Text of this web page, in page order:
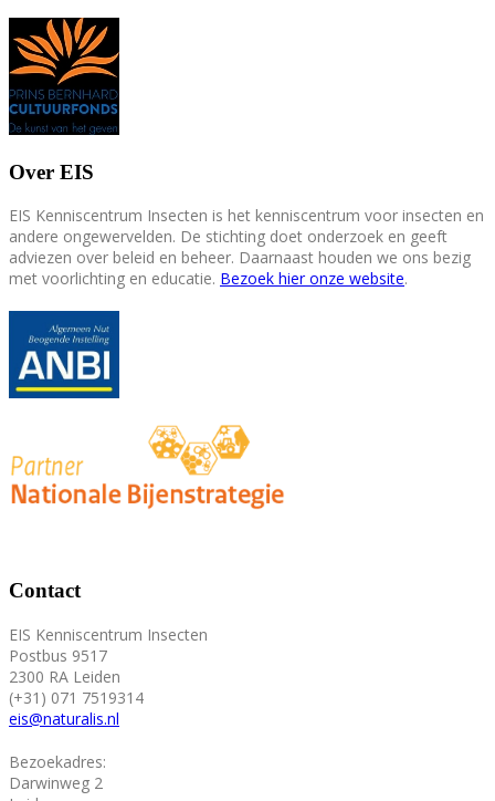
Over EIS
EIS Kenniscentrum Insecten is het kenniscentrum voor insecten en
andere ongewervelden. De stichting doet onderzoek en geeft
adviezen over beleid en beheer. Daarnaast houden we ons bezig
met voorlichting en educatie. Bezoek hier onze website.
Contact
EIS Kenniscentrum Insecten
Postbus 9517
2300 RA Leiden
(+31) 071 7519314
eis@naturalis.nl
Bezoekadres:
Darwinweg 2